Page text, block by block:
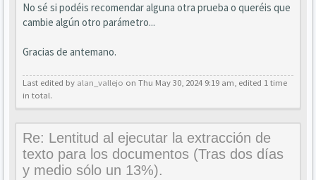
No sé si podéis recomendar alguna otra prueba o queréis que
cambie algún otro parámetro...
Gracias de antemano.
Last edited by alan_vallejo on Thu May 30, 2024 9:19 am, edited 1 time
in total.
Re: Lentitud al ejecutar la extracción de
texto para los documentos (Tras dos días
y medio sólo un 13%).